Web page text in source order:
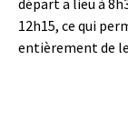
départ a lieu à
12h15, ce qui
entièrement de